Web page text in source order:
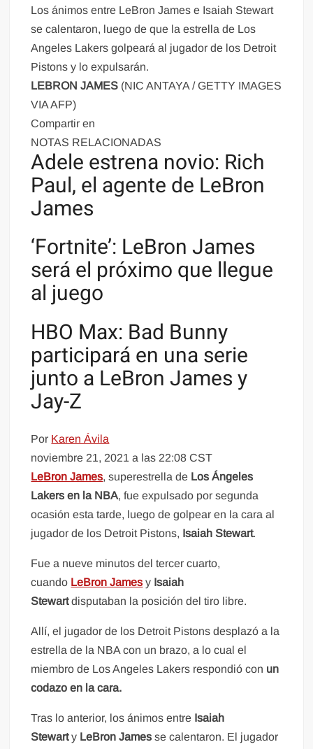
Los ánimos entre LeBron James e Isaiah Stewart
se calentaron, luego de que la estrella de Los
Angeles Lakers golpeará al jugador de los Detroit
Pistons y lo expulsarán.
LEBRON JAMES (NIC ANTAYA / GETTY IMAGES
VIA AFP)
Compartir en
NOTAS RELACIONADAS
Adele estrena novio: Rich
Paul, el agente de LeBron
James
‘Fortnite’: LeBron James
será el próximo que llegue
al juego
HBO Max: Bad Bunny
participará en una serie
junto a LeBron James y
Jay-Z
Por Karen Ávila
noviembre 21, 2021 a las 22:08 CST
LeBron James, superestrella de Los Ángeles
Lakers en la NBA, fue expulsado por segunda
ocasión esta tarde, luego de golpear en la cara al
jugador de los Detroit Pistons, Isaiah Stewart.
Fue a nueve minutos del tercer cuarto,
cuando LeBron James y Isaiah
Stewartdisputaban la posición del tiro libre.
Allí, el jugador de los Detroit Pistons desplazó a la
estrella de la NBA con un brazo, a lo cual el
miembro de Los Angeles Lakers respondió con un
codazo en la cara.
Tras lo anterior, los ánimos entre Isaiah
Stewarty LeBron Jamesse calentaron. El jugador